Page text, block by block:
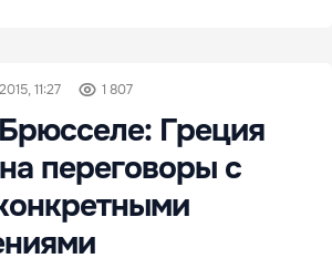
11:27 1 807
Греция
переговоры с